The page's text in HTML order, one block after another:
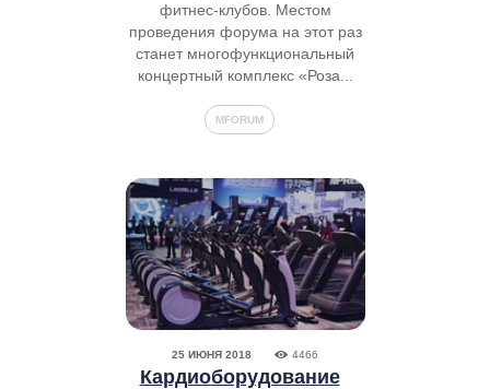
фитнес-клубов. Местом
проведения форума на этот раз
станет многофункциональный
концертный комплекс «Роза...
MFORUM
25 ИЮНЯ 2018 4466
Кардиоборудование